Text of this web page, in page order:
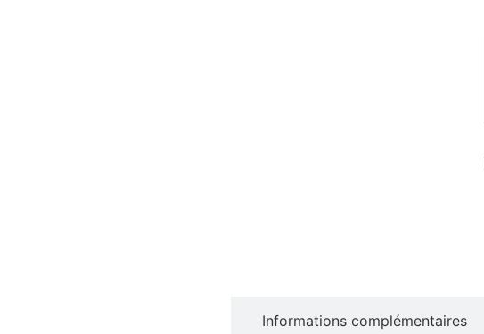
Informations complémentaires